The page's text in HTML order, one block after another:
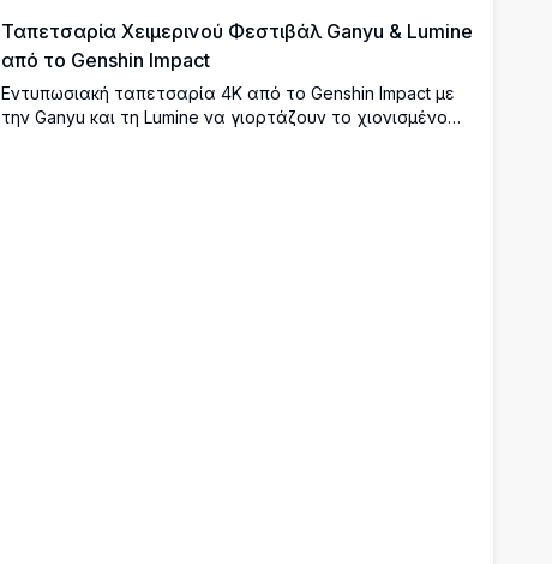
Ταπετσαρία Χειμερινού Φεστιβάλ Ganyu & Lumine
από το Genshin Impact
Εντυπωσιακή ταπετσαρία 4K από το Genshin Impact με
την Ganyu και τη Lumine να γιορτάζουν το χιονισμένο